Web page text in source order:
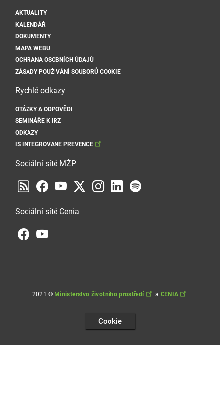
AKTUALITY
KALENDÁŘ
DOKUMENTY
MAPA WEBU
OCHRANA OSOBNÍCH ÚDAJŮ
ZÁSADY POUŽÍVÁNÍ SOUBORŮ COOKIE
Rychlé odkazy
OTÁZKY A ODPOVĚDI
SEMINÁŘE K IRZ
ODKAZY
IS INTEGROVANÉ PREVENCE
Sociální sítě MŽP
Sociální sítě Cenia
2021 © Ministerstvo životního prostředí a CENIA
Cookie